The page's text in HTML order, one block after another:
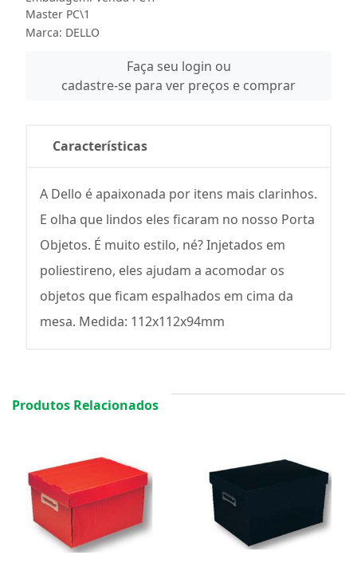
Master PC\1
Marca: DELLO
Faça seu login ou
cadastre-se para ver preços e comprar
Características
A Dello é apaixonada por itens mais clarinhos.
E olha que lindos eles ficaram no nosso Porta
Objetos. É muito estilo, né? Injetados em
poliestireno, eles ajudam a acomodar os
objetos que ficam espalhados em cima da
mesa. Medida: 112x112x94mm
Produtos Relacionados